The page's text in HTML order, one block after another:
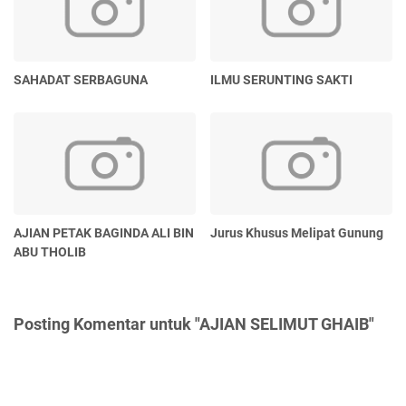
SAHADAT SERBAGUNA ILMU SERUNTING SAKTI
AJIAN PETAK BAGINDA ALI BIN
ABU THOLIB
Jurus Khusus Melipat Gunung
Posting Komentar untuk "AJIAN SELIMUT GHAIB"